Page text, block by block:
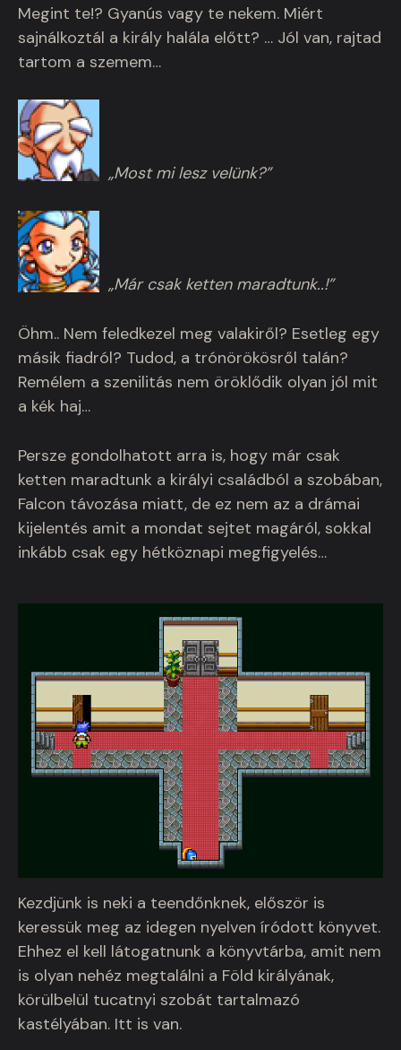
Megint te!? Gyanús vagy te nekem. Miért
sajnálkoztál a király halála előtt? … Jól van, rajtad
tartom a szemem…
„Most mi lesz velünk?”
„Már csak ketten maradtunk..!”
Öhm.. Nem feledkezel meg valakiről? Esetleg egy
másik fiadról? Tudod, a trónörökösről talán?
Remélem a szenilitás nem öröklődik olyan jól mit
a kék haj…
Persze gondolhatott arra is, hogy már csak
ketten maradtunk a királyi családból a szobában,
Falcon távozása miatt, de ez nem az a drámai
kijelentés amit a mondat sejtet magáról, sokkal
inkább csak egy hétköznapi megfigyelés…
Kezdjünk is neki a teendőnknek, először is
keressük meg az idegen nyelven íródott könyvet.
Ehhez el kell látogatnunk a könyvtárba, amit nem
is olyan nehéz megtalálni a Föld királyának,
körülbelül tucatnyi szobát tartalmazó
kastélyában. Itt is van.